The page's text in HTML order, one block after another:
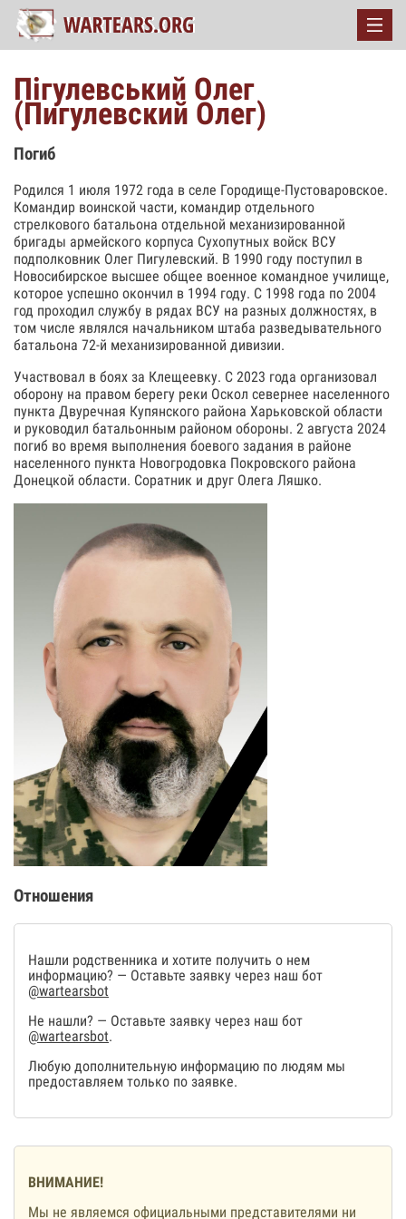
Пігулевський Олег
(Пигулевский Олег)
Погиб
Родился 1 июля 1972 года в селе Городище-Пустоваровское.
Командир воинской части, командир отдельного
стрелкового батальона отдельной механизированной
бригады армейского корпуса Сухопутных войск ВСУ
подполковник Олег Пигулевский. В 1990 году поступил в
Новосибирское высшее общее военное командное училище,
которое успешно окончил в 1994 году. С 1998 года по 2004
год проходил службу в рядах ВСУ на разных должностях, в
том числе являлся начальником штаба разведывательного
батальона 72-й механизированной дивизии.
Участвовал в боях за Клещеевку. С 2023 года организовал
оборону на правом берегу реки Оскол севернее населенного
пункта Двуречная Купянского района Харьковской области
и руководил батальонным районом обороны. 2 августа 2024
погиб во время выполнения боевого задания в районе
населенного пункта Новогродовка Покровского района
Донецкой области. Соратник и друг Олега Ляшко.
Отношения
Нашли родственника и хотите получить о нем
информацию? — Оставьте заявку через наш бот
@wartearsbot
Не нашли? — Оставьте заявку через наш бот
@wartearsbot.
Любую дополнительную информацию по людям мы
предоставляем только по заявке.
ВНИМАНИЕ!
Мы не являемся официальными представителями ни